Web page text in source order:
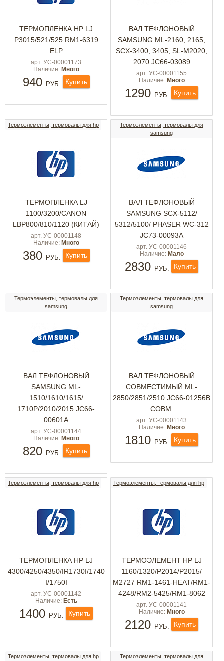
ТЕРМОПЛЕНКА HP LJ
P3015/521/525 RM1-6319
ELP
арт. УС-00001173
Наличие: Много
940 РУБ. Купить
ВАЛ ТЕФЛОНОВЫЙ
SAMSUNG ML-2160, 2165,
SCX-3400, 3405, SL-M2020,
2070 JC66-03089
арт. УС-00001155
Наличие: Много
1290 РУБ. Купить
Термоэлементы, термовалы для hp
ТЕРМОПЛЕНКА LJ
1100/3200/CANON
LBP800/810/1120 (КИТАЙ)
арт. УС-00001148
Наличие: Много
380 РУБ. Купить
Термоэлементы, термовалы для
samsung
ВАЛ ТЕФЛОНОВЫЙ
SAMSUNG SCX-5112/
5312/5100/ PHASER WC-312
JC73-00093A
арт. УС-00001146
Наличие: Мало
2830 РУБ. Купить
Термоэлементы, термовалы для
samsung
ВАЛ ТЕФЛОНОВЫЙ
SAMSUNG ML-
1510/1610/1615/
1710P/2010/2015 JC66-
00601A
арт. УС-00001144
Наличие: Много
820 РУБ. Купить
Термоэлементы, термовалы для
samsung
ВАЛ ТЕФЛОНОВЫЙ
СОВМЕСТИМЫЙ ML-
2850/2851/2510 JC66-01256B
СОВМ.
арт. УС-00001143
Наличие: Много
1810 РУБ. Купить
Термоэлементы, термовалы для hp
TЕРМОПЛЕНКА HP LJ
4300/4250/4350/IR1730I/1740
I/1750I
арт. УС-00001142
Наличие: Есть
1400 РУБ. Купить
Термоэлементы, термовалы для hp
ТЕРМОЭЛЕМЕНТ HP LJ
1160/1320/Р2014/Р2015/
М2727 RM1-1461-HEAT/RM1-
4248/RM2-5425/RM1-8062
арт. УС-00001141
Наличие: Много
2120 РУБ. Купить
Термоэлементы, термовалы для hp Термоэлементы, термовалы для